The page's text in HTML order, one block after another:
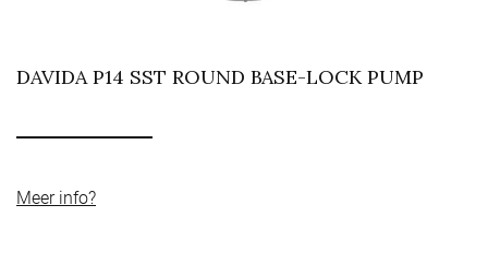
DAVIDA P14 SST ROUND BASE-LOCK PUMP
Meer info?